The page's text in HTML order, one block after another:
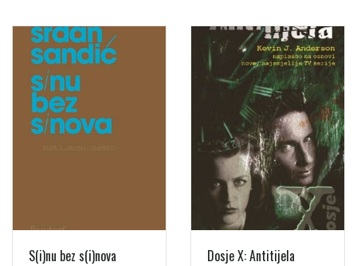
S(i)nu bez s(i)nova Dosje X: Antitijela